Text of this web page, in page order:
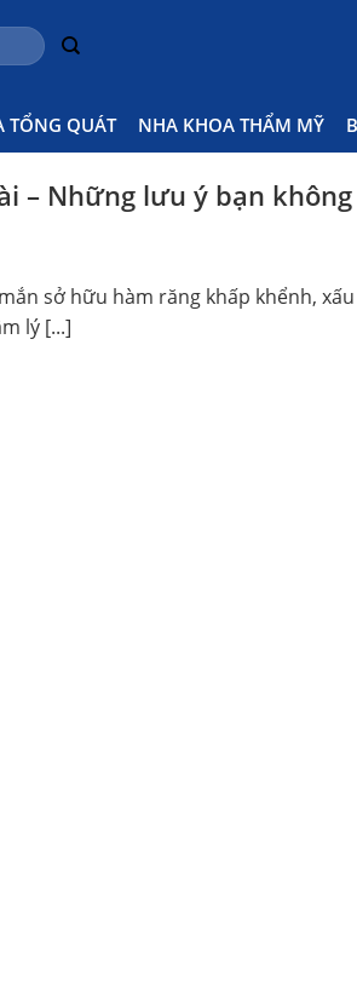
TỔNG QUÁT NHA KHOA THẨM MỸ
– Những lưu ý bạn không
sở hữu hàm răng khấp khểnh, xấu
lý [...]